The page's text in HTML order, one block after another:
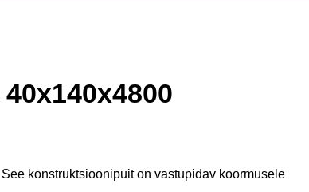
konstruktsioonipuit on vastupidav koormusele